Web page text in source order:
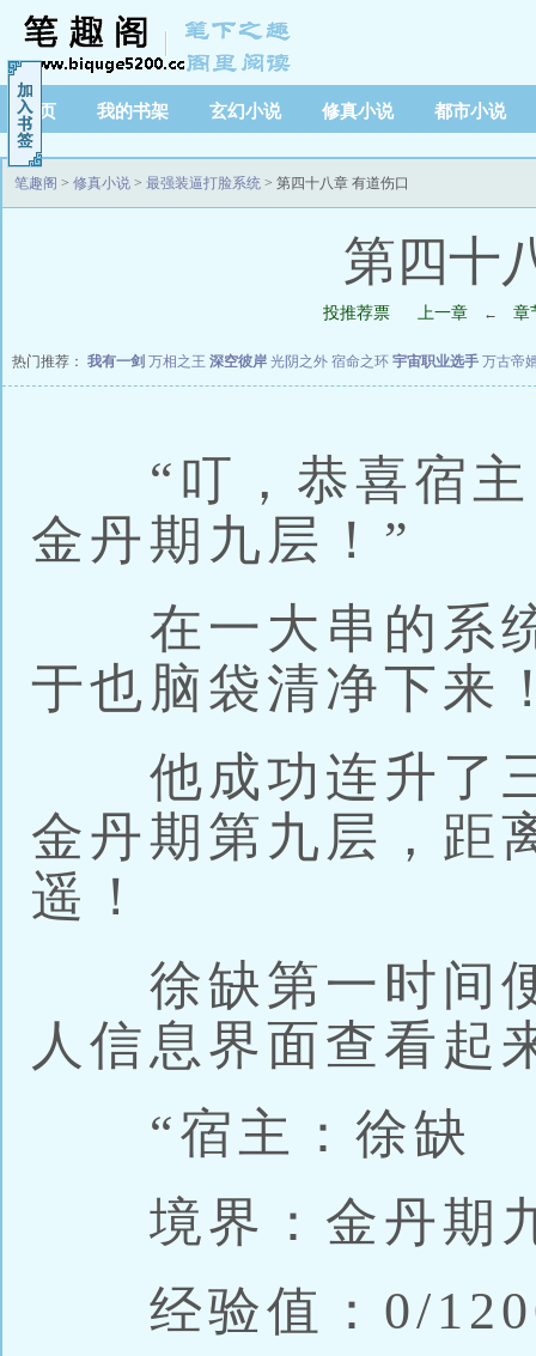
首页 我的书架 玄幻小说 修真小说 都市小说
笔趣阁 > 修真小说 > 最强装逼打脸系统 > 第四十八章 有道伤口
第四十
投推荐票 上一章 ← 章
热门推荐： 我有一剑 万相之王 深空彼岸 光阴之外 宿命之环 宇宙职业选手 万古帝
“叮，恭喜宿主‘
金丹期九层！”
在一大串的系统
于也脑袋清净下来
他成功连升了三
金丹期第九层，距
遥！
徐缺第一时间便
人信息界面查看起
“宿主：徐缺
境界：金丹期
经验值：0/